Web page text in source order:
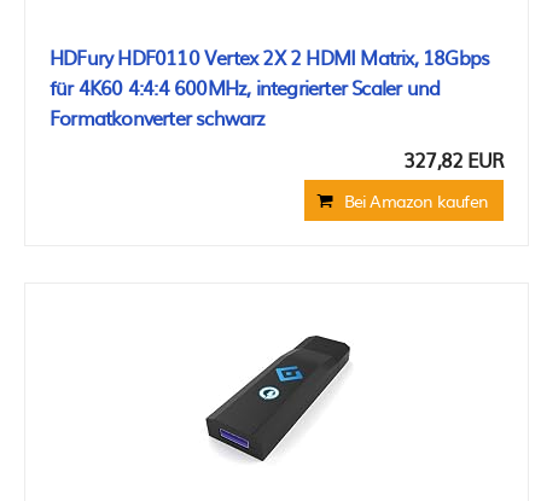
HDFury HDF0110 Vertex 2X 2 HDMI Matrix, 18Gbps
für 4K60 4:4:4 600MHz, integrierter Scaler und
Formatkonverter schwarz
327,82 EUR
Bei Amazon kaufen